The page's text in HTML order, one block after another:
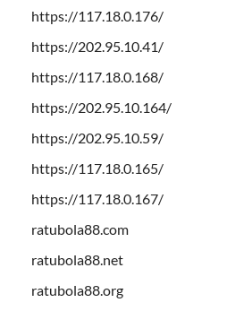
https://117.18.0.176/
https://202.95.10.41/
https://117.18.0.168/
https://202.95.10.164/
https://202.95.10.59/
https://117.18.0.165/
https://117.18.0.167/
ratubola88.com
ratubola88.net
ratubola88.org